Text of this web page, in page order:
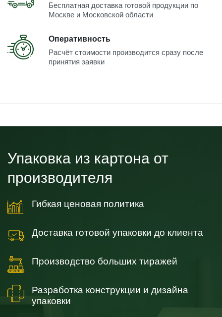
Бесплатная доставка готовой продукции по
Москве и Московской области
Оперативность
Расчёт стоимости производится сразу после
принятия заявки
Упаковка из картона от
производителя
Гибкая ценовая политика
Доставка готовой упаковки до клиента
Производство больших тиражей
Разработка конструкции и дизайна
упаковки